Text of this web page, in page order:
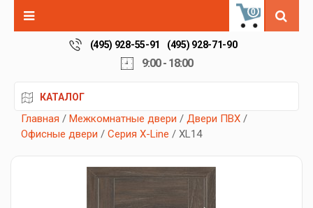
0
(495) 928-55-91 (495) 928-71-90
9:00 - 18:00
КАТАЛОГ
Главная / Межкомнатные двери / Двери ПВХ /
Офисные двери / Серия X-Line / XL14